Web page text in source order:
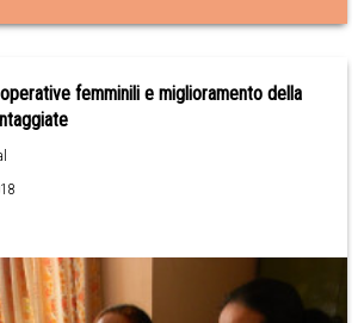
femminili e miglioramento della